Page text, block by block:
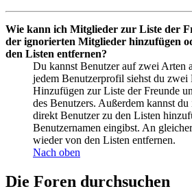
Wie kann ich Mitglieder zur Liste der
der ignorierten Mitglieder hinzufügen
den Listen entfernen?
Du kannst Benutzer auf zwei Arten
jedem Benutzerprofil siehst du
Hinzufügen zur Liste der Freunde
des Benutzers. Außerdem kannst
direkt Benutzer zu den Listen
Benutzernamen eingibst. An
wieder von den Listen entfernen.
Nach oben
Die Foren durchsuchen